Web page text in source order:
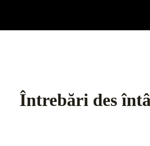
Întrebări des